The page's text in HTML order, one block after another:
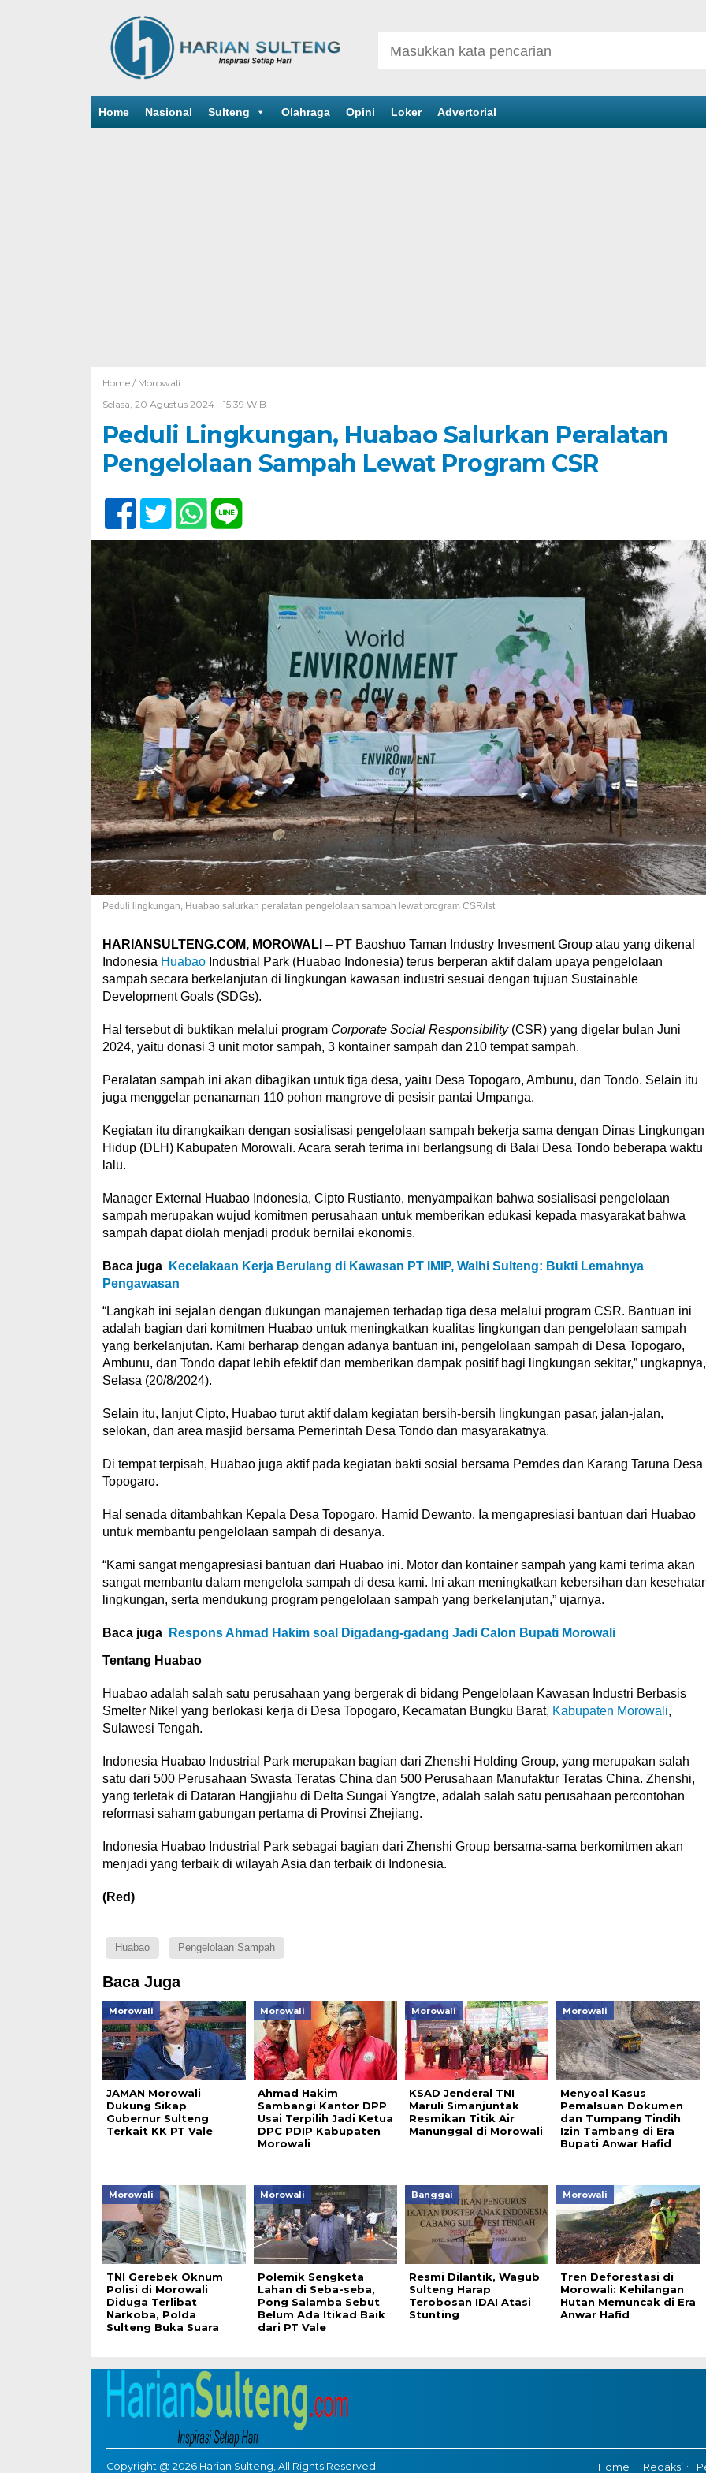
Home Nasional Sulteng Olahraga Opini Loker Advertorial
Home / Morowali
Selasa, 20 Agustus 2024 - 15:39 WIB
Peduli Lingkungan, Huabao Salurkan Peralatan
Pengelolaan Sampah Lewat Program CSR
Peduli lingkungan, Huabao salurkan peralatan pengelolaan sampah lewat program CSR/Ist
HARIANSULTENG.COM, MOROWALI – PT Baoshuo Taman Industry Invesment Group atau yang dikenal
Indonesia HuabaoIndustrial Park (Huabao Indonesia) terus berperan aktif dalam upaya pengelolaan
sampah secara berkelanjutan di lingkungan kawasan industri sesuai dengan tujuan Sustainable
Development Goals (SDGs).
Hal tersebut di buktikan melalui program Corporate Social Responsibility(CSR) yang digelar bulan Juni
2024, yaitu donasi 3 unit motor sampah, 3 kontainer sampah dan 210 tempat sampah.
Peralatan sampah ini akan dibagikan untuk tiga desa, yaitu Desa Topogaro, Ambunu, dan Tondo. Selain itu
juga menggelar penanaman 110 pohon mangrove di pesisir pantai Umpanga.
Kegiatan itu dirangkaikan dengan sosialisasi pengelolaan sampah bekerja sama dengan Dinas Lingkungan
Hidup (DLH) Kabupaten Morowali. Acara serah terima ini berlangsung di Balai Desa Tondo beberapa waktu
lalu.
Manager External Huabao Indonesia, Cipto Rustianto, menyampaikan bahwa sosialisasi pengelolaan
sampah merupakan wujud komitmen perusahaan untuk memberikan edukasi kepada masyarakat bahwa
sampah dapat diolah menjadi produk bernilai ekonomis.
Baca juga
Kecelakaan Kerja Berulang di Kawasan PT IMIP, Walhi Sulteng: Bukti Lemahnya
Pengawasan
“Langkah ini sejalan dengan dukungan manajemen terhadap tiga desa melalui program CSR. Bantuan ini
adalah bagian dari komitmen Huabao untuk meningkatkan kualitas lingkungan dan pengelolaan sampah
yang berkelanjutan. Kami berharap dengan adanya bantuan ini, pengelolaan sampah di Desa Topogaro,
Ambunu, dan Tondo dapat lebih efektif dan memberikan dampak positif bagi lingkungan sekitar,” ungkapnya,
Selasa (20/8/2024).
Selain itu, lanjut Cipto, Huabao turut aktif dalam kegiatan bersih-bersih lingkungan pasar, jalan-jalan,
selokan, dan area masjid bersama Pemerintah Desa Tondo dan masyarakatnya.
Di tempat terpisah, Huabao juga aktif pada kegiatan bakti sosial bersama Pemdes dan Karang Taruna Desa
Topogaro.
Hal senada ditambahkan Kepala Desa Topogaro, Hamid Dewanto. Ia mengapresiasi bantuan dari Huabao
untuk membantu pengelolaan sampah di desanya.
“Kami sangat mengapresiasi bantuan dari Huabao ini. Motor dan kontainer sampah yang kami terima akan
sangat membantu dalam mengelola sampah di desa kami. Ini akan meningkatkan kebersihan dan
lingkungan, serta mendukung program pengelolaan sampah yang berkelanjutan,” ujarnya.
Baca juga Respons Ahmad Hakim soal Digadang-gadang Jadi Calon Bupati Morowali
Tentang Huabao
Huabao adalah salah satu perusahaan yang bergerak di bidang Pengelolaan Kawasan Industri Berbasis
Smelter Nikel yang berlokasi kerja di Desa Topogaro, Kecamatan Bungku Barat, Kabupaten Morowali,
Sulawesi Tengah.
Indonesia Huabao Industrial Park merupakan bagian dari Zhenshi Holding Group, yang merupakan salah
satu dari 500 Perusahaan Swasta Teratas China dan 500 Perusahaan Manufaktur Teratas China. Zhenshi,
yang terletak di Dataran Hangjiahu di Delta Sungai Yangtze, adalah salah satu perusahaan percontohan
reformasi saham gabungan pertama di Provinsi Zhejiang.
Indonesia Huabao Industrial Park sebagai bagian dari Zhenshi Group bersama-sama berkomitmen akan
menjadi yang terbaik di wilayah Asia dan terbaik di Indonesia.
(Red)
Huabao Pengelolaan Sampah
Baca Juga
Morowali
JAMAN Morowali
Dukung Sikap
Gubernur Sulteng
Terkait KK PT Vale
Morowali
Ahmad Hakim
Sambangi Kantor DPP
Usai Terpilih Jadi Ketua
DPC PDIP Kabupaten
Morowali
Morowali
KSAD Jenderal TNI
Maruli Simanjuntak
Resmikan Titik Air
Manunggal di Morowali
Morowali
Menyoal Kasus
Pemalsuan Dokumen
dan Tumpang Tindih
Izin Tambang di Era
Bupati Anwar Hafid
Morowali
TNI Gerebek Oknum
Polisi di Morowali
Diduga Terlibat
Narkoba, Polda
Sulteng Buka Suara
Morowali
Polemik Sengketa
Lahan di Seba-seba,
Pong Salamba Sebut
Belum Ada Itikad Baik
dari PT Vale
Banggai
Resmi Dilantik, Wagub
Sulteng Harap
Terobosan IDAI Atasi
Stunting
Morowali
Tren Deforestasi di
Morowali: Kehilangan
Hutan Memuncak di Era
Anwar Hafid
Copyright @ 2026 Harian Sulteng, All Rights Reserved Home Redaksi